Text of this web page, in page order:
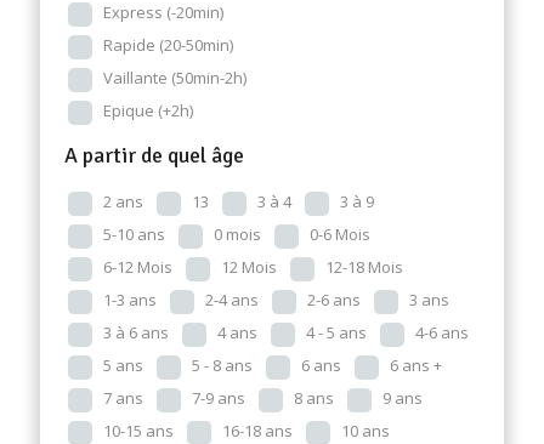
Express (-20min)
Rapide (20-50min)
Vaillante (50min-2h)
Epique (+2h)
A partir de quel âge
2 ans 13 3 à 4
3 à 9
5-10 ans
0 mois
0-6 Mois
6-12 Mois
12 Mois
12-18 Mois
1-3 ans
2-4 ans 2-6 ans
3 ans
3 à 6 ans
4 ans 4 - 5 ans
4-6 ans
5 ans
5 - 8 ans 6 ans
6 ans +
7 ans
7-9 ans 8 ans
9 ans
10-15 ans
16-18 ans
10 ans